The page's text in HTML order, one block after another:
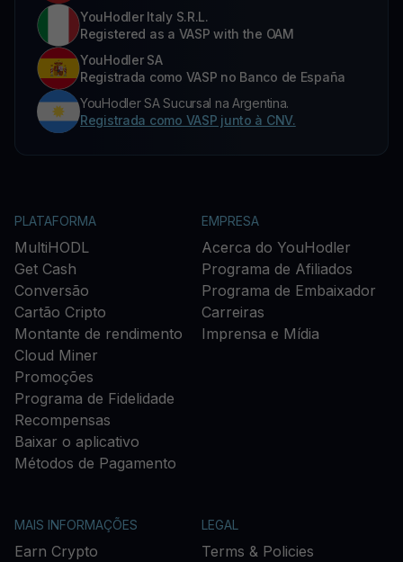
YouHodler Italy S.R.L.
Registered as a VASP with the OAM
YouHodler SA
Registrada como VASP no Banco de España
YouHodler SA Sucursal na Argentina.
Registrada como VASP junto à CNV.
PLATAFORMA
MultiHODL
Get Cash
Conversão
Cartão Cripto
Montante de rendimento
Cloud Miner
Promoções
Programa de Fidelidade
Recompensas
Baixar o aplicativo
Métodos de Pagamento
EMPRESA
Acerca do YouHodler
Programa de Afiliados
Programa de Embaixador
Carreiras
Imprensa e Mídia
MAIS INFORMAÇÕES
Earn Crypto
LEGAL
Terms & Policies